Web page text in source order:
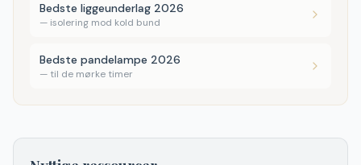
Bedste liggeunderlag 2026
— isolering mod kold bund
Bedste pandelampe 2026
— til de mørke timer